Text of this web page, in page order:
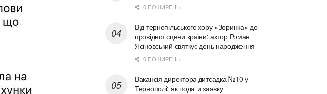
0 ПОШИРЕНЬ
Від тернопільського хору «Зоринка» до
провідної сцени країни: актор Роман
Ясіновський святкує день народження
0 ПОШИРЕНЬ
Вакансія директора дитсадка №10 у
Тернополі: як подати заявку